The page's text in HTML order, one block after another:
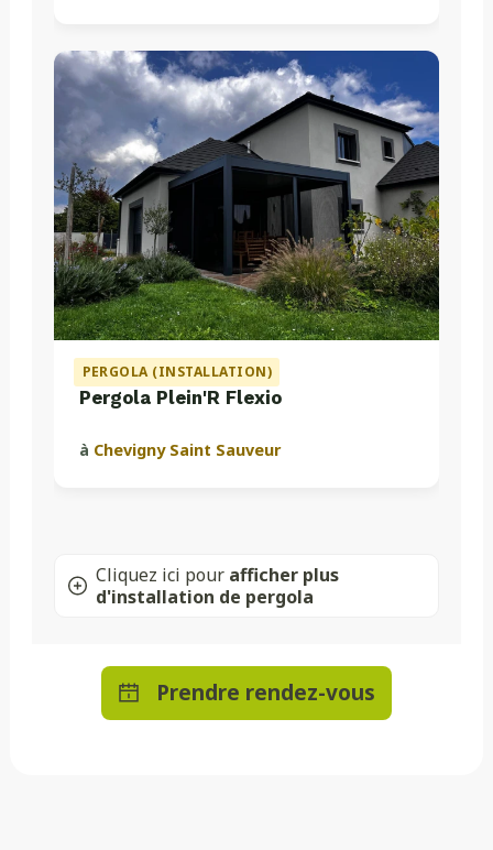
PERGOLA (INSTALLATION)
Pergola Plein'R Flexio
à Chevigny Saint Sauveur
Cliquez ici pour afficher plus
d'installation de pergola
Prendre rendez-vous